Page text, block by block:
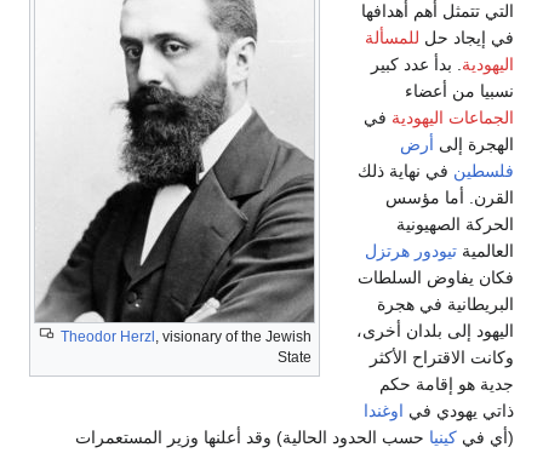
Theodor Herzl, visionary of the Jewish
تتمثل أهم أهدافها
إيجاد حل للمسألة
. بدأ عدد كبير
من أعضاء
اليهوديةفي
إلى أرض
في نهاية ذلك
أما مؤسس
الصهيونية
تيودور هرتزل
يفاوض السلطات
في هجرة
إلى بلدان أخرى،
الاقتراح الأكثر
هو إقامة حكم
يهودي في اوغندا
في كينيا حسب الحدود الحالية) وقد أعلنها وزير المستعمرات